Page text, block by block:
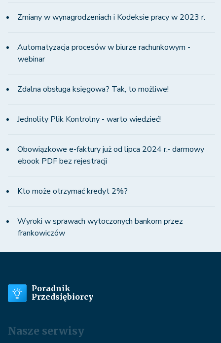
Zmiany w wynagrodzeniach i Kodeksie pracy w 2023 r.
Automatyzacja procesów w biurze rachunkowym -
webinar
Zdalna obsługa księgowa? Tak, to możliwe!
Jednolity Plik Kontrolny - warto wiedzieć!
Obowiązkowe e-faktury już od lipca 2024 r.- darmowy
ebook PDF bez rejestracji
Kto może otrzymać kredyt 2%?
Wyroki w sprawach wytoczonych bankom przez
frankowiczów
Poradnik
Przedsiębiorcy
Nasze serwisy